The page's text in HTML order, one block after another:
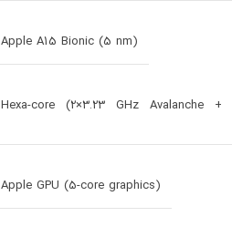
Apple A15 Bionic (5 nm)
Hexa-core (2×3.23 GHz Avalanche +
Apple GPU (5-core graphics)